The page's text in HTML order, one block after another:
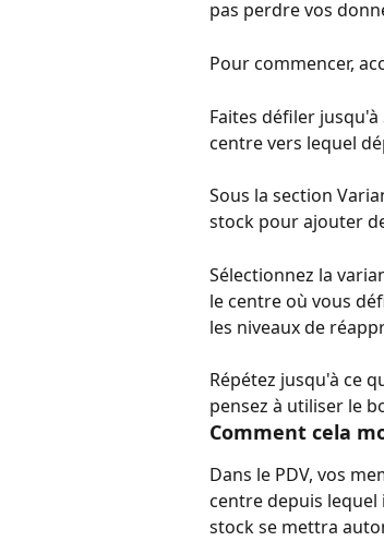
pas perdre vos
Pour commencer,
Faites défiler
centre vers lequel
Sous la section
stock pour ajouter
Sélectionnez la
le centre où vous
les niveaux de
Répétez jusqu'à ce
pensez à utiliser le
Comment cela
Dans le PDV, vos
centre depuis
stock se mettra